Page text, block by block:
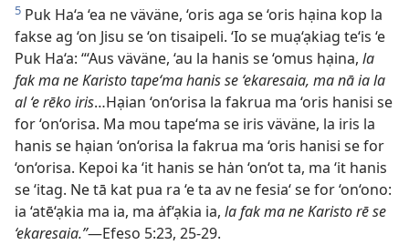
5 Puk Ha‘a ‘ea ne väväne, ‘oris aga se ‘oris hạina kop la
fakse ag ‘on Jisu se ‘on tisaipeli. ‘Io se muạ‘ạkiag te‘is ‘e
Puk Ha‘a: “‘Aus väväne, ‘au la hanis se ‘omus hạina, la
fak ma ne Karisto tape‘ma hanis se ‘ekaresaia, ma nā ia la
al ‘e rēko iris…Hạian ‘on‘orisa la fakrua ma ‘oris hanisi se
for ‘on‘orisa. Ma mou tape‘ma se iris väväne, la iris la
hanis se hạian ‘on‘orisa la fakrua ma ‘oris hanisi se for
‘on‘orisa. Kepoi ka ‘it hanis se hȧn ‘on‘ot ta, ma ‘it hanis
se ‘itag. Ne tā kat pua ra ‘e ta av ne fesia‘ se for ‘on‘ono:
ia ‘atē‘ạkia ma ia, ma ȧf‘ạkia ia, la fak ma ne Karisto rē se
‘ekaresaia.”—Efeso 5:23, 25-29.